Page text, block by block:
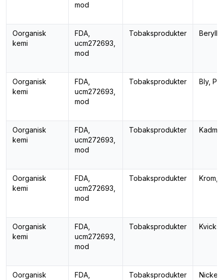
mod
Oorganisk
kemi
FDA,
ucm272693,
mod
Tobaksprodukter
Oorganisk
kemi
FDA,
ucm272693,
mod
Tobaksprodukter Bly, Pb
Oorganisk
kemi
FDA,
ucm272693,
mod
Tobaksprodukter
Oorganisk
kemi
FDA,
ucm272693,
mod
Tobaksprodukter Krom,
Oorganisk
kemi
FDA,
ucm272693,
mod
Tobaksprodukter
Oorganisk
FDA,
Tobaksprodukter Nickel,